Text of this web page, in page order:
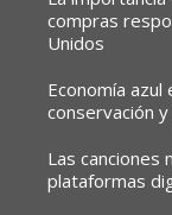
compras
Unidos
Economía azul
conservación
Las canciones
plataformas